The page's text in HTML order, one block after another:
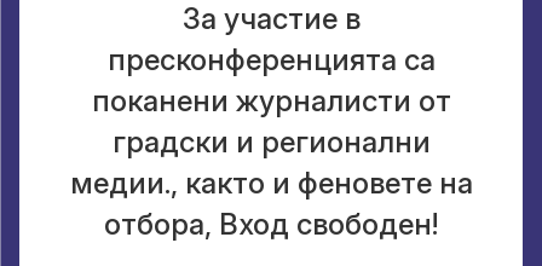
За участие в
пресконференцията са
поканени журналисти от
градски и регионални
медии., както и феновете на
отбора, Вход свободен!